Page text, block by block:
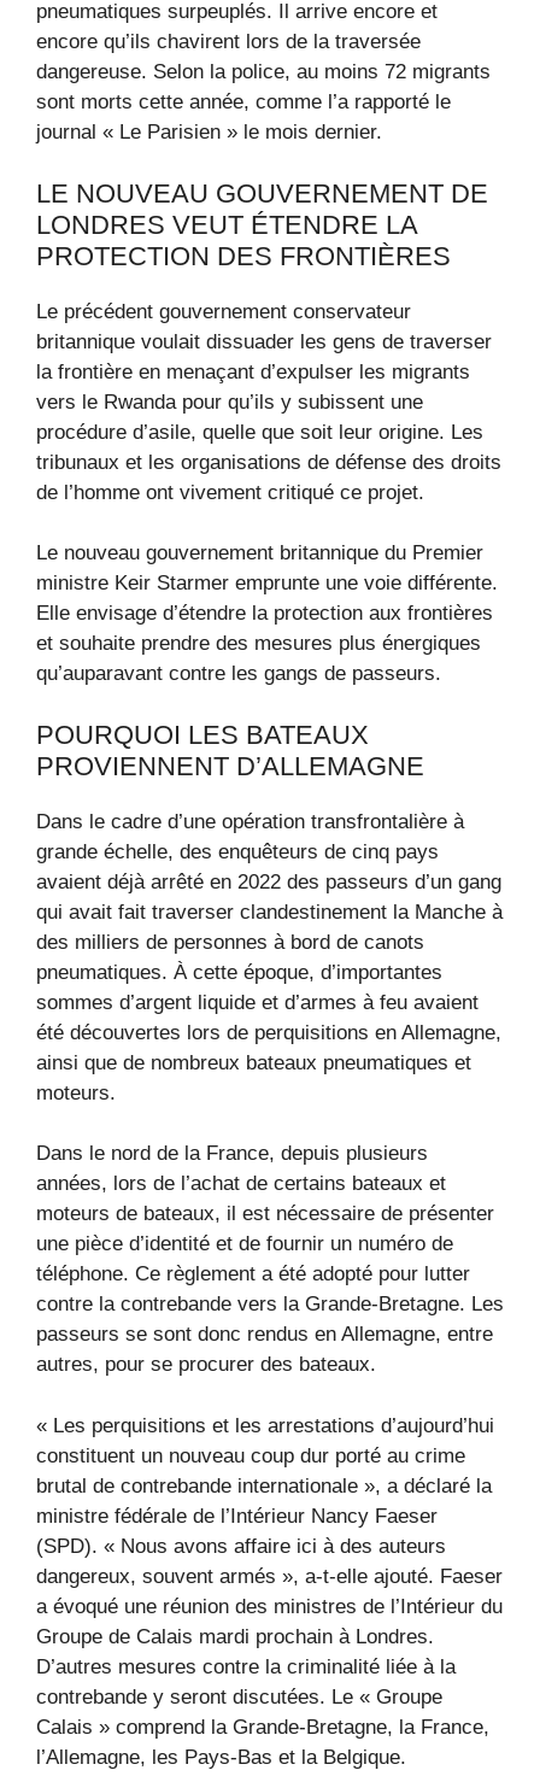
pneumatiques surpeuplés. Il arrive encore et
encore qu’ils chavirent lors de la traversée
dangereuse. Selon la police, au moins 72 migrants
sont morts cette année, comme l’a rapporté le
journal « Le Parisien » le mois dernier.
LE NOUVEAU GOUVERNEMENT DE
LONDRES VEUT ÉTENDRE LA
PROTECTION DES FRONTIÈRES
Le précédent gouvernement conservateur
britannique voulait dissuader les gens de traverser
la frontière en menaçant d’expulser les migrants
vers le Rwanda pour qu’ils y subissent une
procédure d’asile, quelle que soit leur origine. Les
tribunaux et les organisations de défense des droits
de l’homme ont vivement critiqué ce projet.
Le nouveau gouvernement britannique du Premier
ministre Keir Starmer emprunte une voie différente.
Elle envisage d’étendre la protection aux frontières
et souhaite prendre des mesures plus énergiques
qu’auparavant contre les gangs de passeurs.
POURQUOI LES BATEAUX
PROVIENNENT D’ALLEMAGNE
Dans le cadre d’une opération transfrontalière à
grande échelle, des enquêteurs de cinq pays
avaient déjà arrêté en 2022 des passeurs d’un gang
qui avait fait traverser clandestinement la Manche à
des milliers de personnes à bord de canots
pneumatiques. À cette époque, d’importantes
sommes d’argent liquide et d’armes à feu avaient
été découvertes lors de perquisitions en Allemagne,
ainsi que de nombreux bateaux pneumatiques et
moteurs.
Dans le nord de la France, depuis plusieurs
années, lors de l’achat de certains bateaux et
moteurs de bateaux, il est nécessaire de présenter
une pièce d’identité et de fournir un numéro de
téléphone. Ce règlement a été adopté pour lutter
contre la contrebande vers la Grande-Bretagne. Les
passeurs se sont donc rendus en Allemagne, entre
autres, pour se procurer des bateaux.
« Les perquisitions et les arrestations d’aujourd’hui
constituent un nouveau coup dur porté au crime
brutal de contrebande internationale », a déclaré la
ministre fédérale de l’Intérieur Nancy Faeser
(SPD). « Nous avons affaire ici à des auteurs
dangereux, souvent armés », a-t-elle ajouté. Faeser
a évoqué une réunion des ministres de l’Intérieur du
Groupe de Calais mardi prochain à Londres.
D’autres mesures contre la criminalité liée à la
contrebande y seront discutées. Le « Groupe
Calais » comprend la Grande-Bretagne, la France,
l’Allemagne, les Pays-Bas et la Belgique.